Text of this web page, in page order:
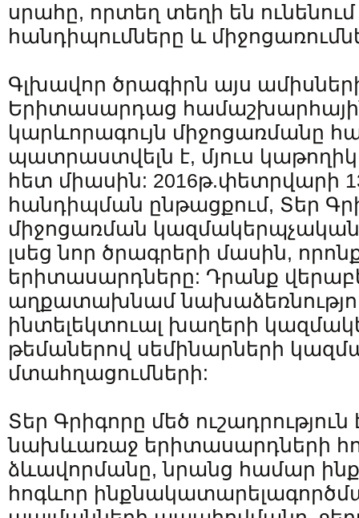
սրահը, որտեղ տեղի են ունենում
հանդիպումները և
Գլխավոր ծրագիրն այս
Երիտասարդաց
կարևորագույն միջոցառմանը
պատրաստվելն է, մյուս
հետ միասին: 2016թ.փետրվարի
հանդիպման ընթացքում, Տեր
միջոցառման
լսեց նոր ծրագրերի մասին,
երիտասարդները: Դրանք
աղքատախնամ
ինտելեկտուալ խաղերի
թեմաներով սեմինարների
մտահղացումների:
Տեր Գրիգորը մեծ ուշադրություն
նախևառաջ երիտասարդների
ձևավորմանը, նրանց համար
հոգևոր